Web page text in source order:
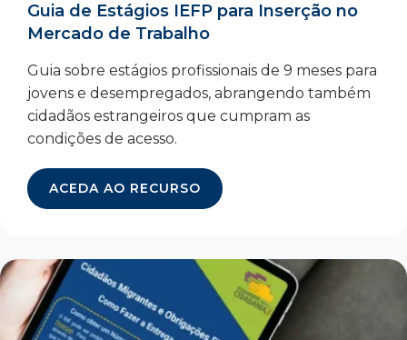
Guia de Estágios IEFP para Inserção no
Mercado de Trabalho
Guia sobre estágios profissionais de 9 meses para
jovens e desempregados, abrangendo também
cidadãos estrangeiros que cumpram as
condições de acesso.
ACEDA AO RECURSO